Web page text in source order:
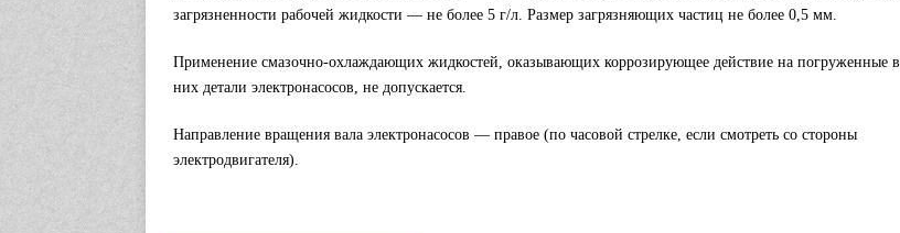
загрязненности рабочей жидкости — не более 5 г/л. Размер загрязняющих частиц не более 0,5 мм.
Применение смазочно-охлаждающих жидкостей, оказывающих коррозирующее действие на погруженные в
них детали электронасосов, не допускается.
Направление вращения вала электронасосов — правое (по часовой стрелке, если смотреть со стороны
электродвигателя).